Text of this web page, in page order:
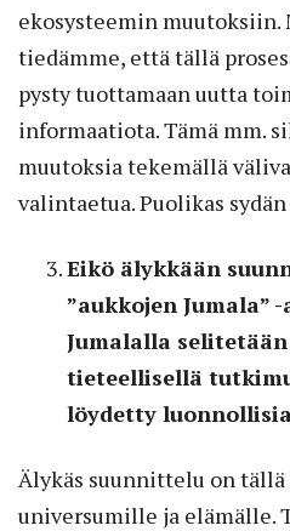
ekosysteemin muutoksiin.
tiedämme, että tällä
pysty tuottamaan uutta
informaatiota. Tämä mm.
muutoksia tekemällä
valintaetua. Puolikas
Eikö älykkään
”aukkojen Jumala”
Jumalalla
tieteellisellä
löydetty
Älykäs suunnittelu on
universumille ja elämälle.